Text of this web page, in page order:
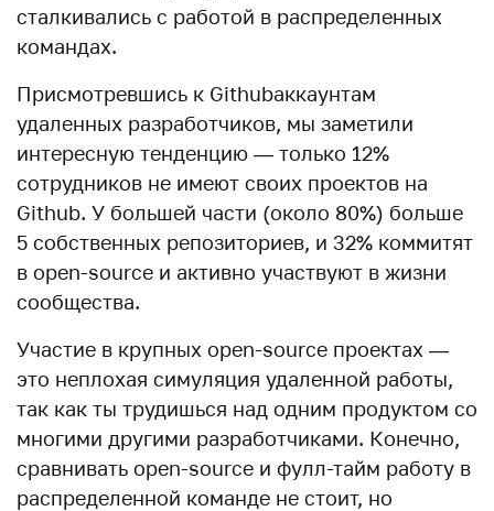
сталкивались с работой в распределенных
командах.
Присмотревшись к Githubаккаунтам
удаленных разработчиков, мы заметили
интересную тенденцию — только 12%
сотрудников не имеют своих проектов на
Github. У большей части (около 80%) больше
5 собственных репозиториев, и 32% коммитят
в open-source и активно участвуют в жизни
сообщества.
Участие в крупных open-source проектах —
это неплохая симуляция удаленной работы,
так как ты трудишься над одним продуктом со
многими другими разработчиками. Конечно,
сравнивать open-source и фулл-тайм работу в
распределенной команде не стоит, но